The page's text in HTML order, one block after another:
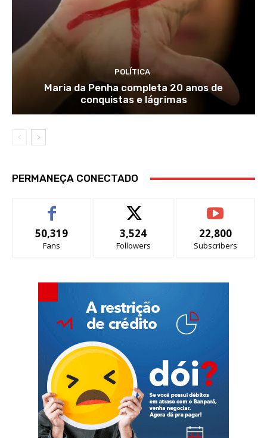
POLÍTICA
Maria da Penha completa 20 anos de
conquistas e lágrimas
PERMANEÇA CONECTADO
50,319
Fans
3,524
Followers
22,800
Subscribers